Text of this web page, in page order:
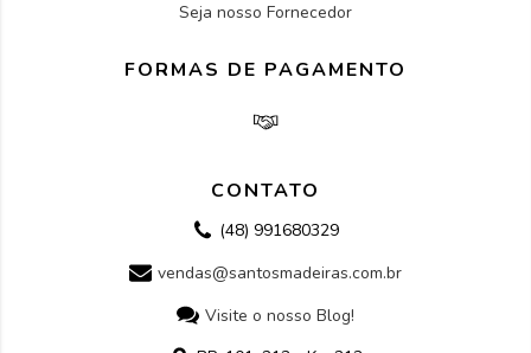
Seja nosso Fornecedor
FORMAS DE PAGAMENTO
CONTATO
(48) 991680329
vendas@santosmadeiras.com.br
Visite o nosso Blog!